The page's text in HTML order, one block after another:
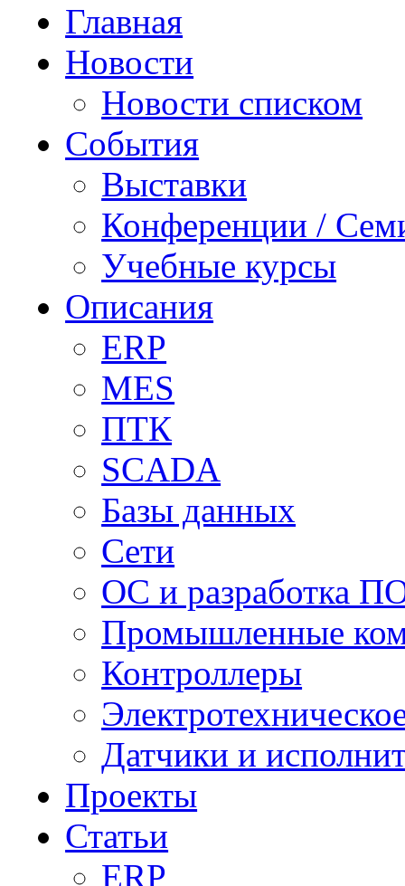
Главная
Новости
Новости списком
События
Выставки
Конференции /
Учебные курсы
Описания
ERP
MES
ПТК
SCADA
Базы данных
Сети
ОС и разработка
Промышленные
Контроллеры
Датчики и
Проекты
Статьи
ERP